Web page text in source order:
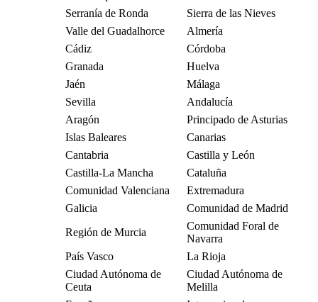
Serranía de Ronda
Sierra de las Nieves
Valle del Guadalhorce
Almería
Cádiz
Córdoba
Granada
Huelva
Jaén
Málaga
Sevilla
Andalucía
Aragón
Principado de Asturias
Islas Baleares
Canarias
Cantabria
Castilla y León
Castilla-La Mancha
Cataluña
Comunidad Valenciana
Extremadura
Galicia
Comunidad de Madrid
Región de Murcia
Comunidad Foral de
Navarra
País Vasco
La Rioja
Ciudad Autónoma de
Ceuta
Ciudad Autónoma de
Melilla